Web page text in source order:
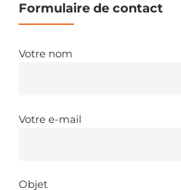
Formulaire de contact
Votre nom
Votre e-mail
Objet